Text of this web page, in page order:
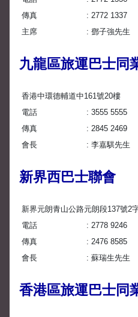
傳真
2772 1337
主席
鄧子強先生
九龍區旅運巴士同
香港中環德輔道中161號20樓
電話
3555 5555
傳真
2845 2469
會長
李嘉騏先生
新界西巴士聯會
新界元朗青山公路元朗段137號2
電話
2778 9246
傳真
2476 8585
會長
蘇瑞生先生
香港區旅運巴士同